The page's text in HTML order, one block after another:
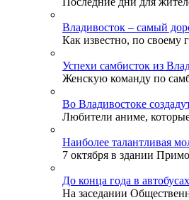
Владивосток – самый
Как известно, по своему
Успехи самбисток из
Женскую команду по
Во Владивостоке
Любители аниме,
Наиболее талантливая
7 октября в здании
До конца года в
На заседании